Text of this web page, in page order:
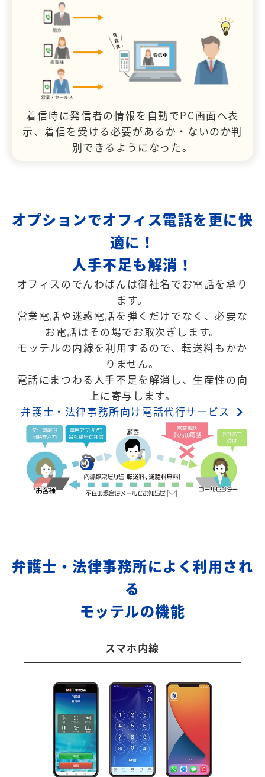
着信時に発信者の情報を自動でPC画面へ表
示、着信を受ける必要があるか・ないのか判
別できるようになった。
オプションでオフィス電話を更に快
適に！
人手不足も解消！
オフィスのでんわばんは御社名でお電話を承り
ます。
営業電話や迷惑電話を弾くだけでなく、必要な
お電話はその場でお取次ぎします。
モッテルの内線を利用するので、転送料もかか
りません。
電話にまつわる人手不足を解消し、生産性の向
上に寄与します。
弁護士・法律事務所向け電話代行サービス
弁護士・法律事務所によく利用され
る
モッテルの機能
スマホ内線